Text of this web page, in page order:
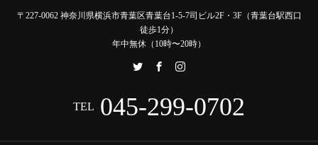
〒227-0062 神奈川県横浜市青葉区青葉台1-5-7司ビル2F・3F（青葉台駅西口
徒歩1分）
年中無休（10時〜20時）
TEL 045-299-0702